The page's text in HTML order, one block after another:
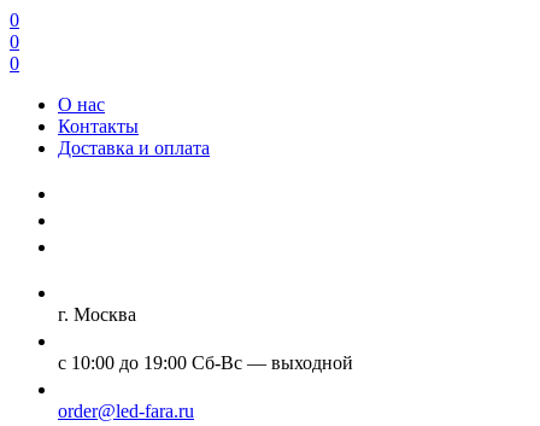
0
0
0
О нас
Контакты
Доставка и оплата
г. Москва
с 10:00 до 19:00 Сб-Вс — выходной
order@led-fara.ru